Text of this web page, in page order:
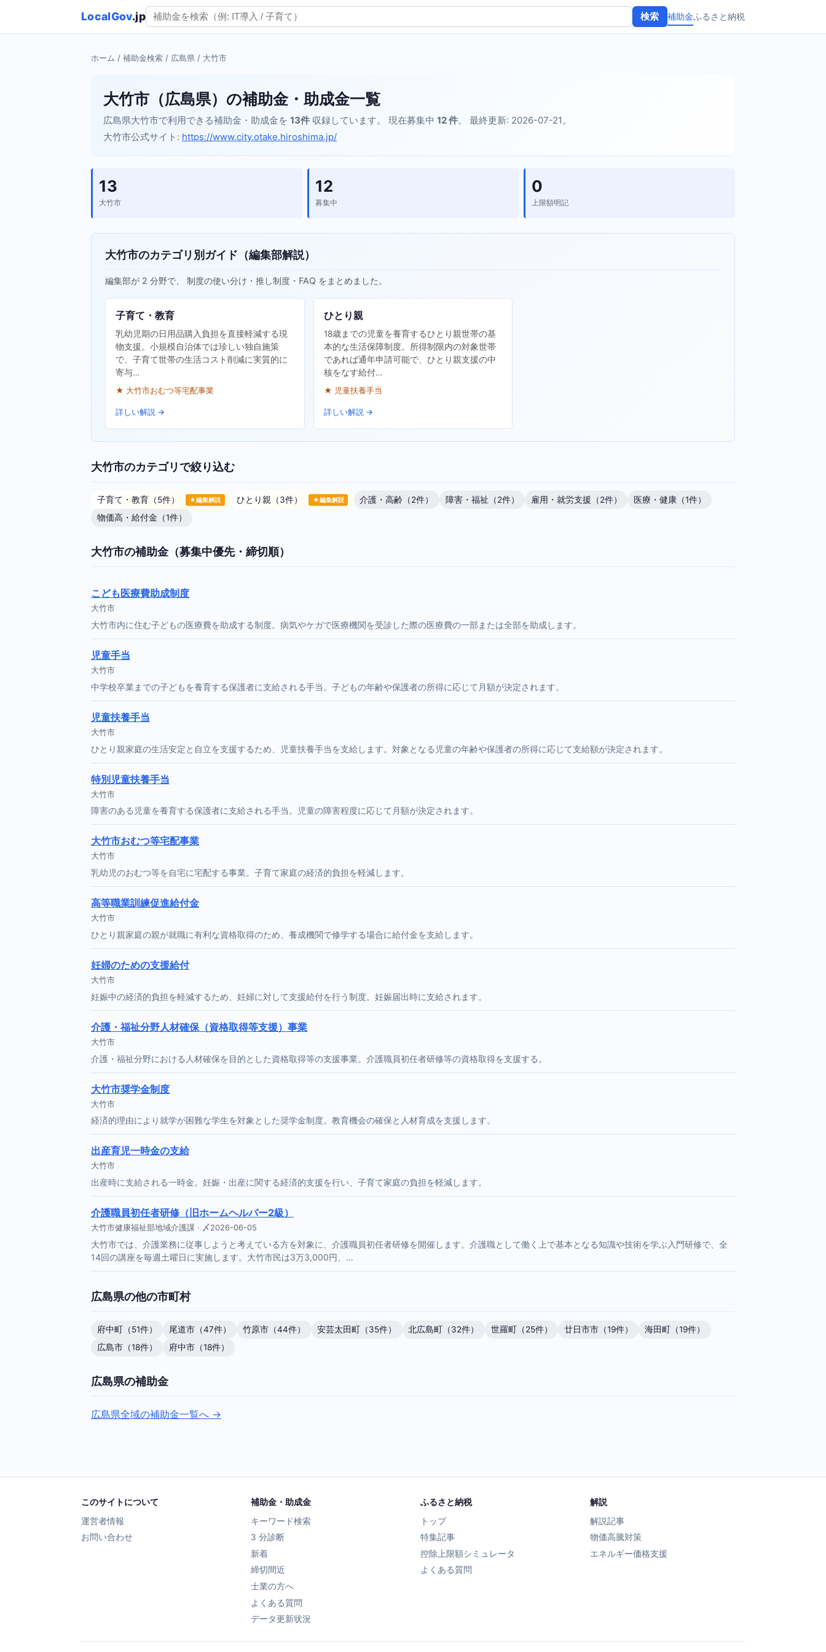
LocalGov.jp 検索 補助金ふるさと納税
ホーム / 補助金検索 / 広島県 / 大竹市
大竹市（広島県）の補助金・助成金一覧
広島県大竹市で利用できる補助金・助成金を 13件 収録しています。 現在募集中 12 件。 最終更新: 2026-07-21。
大竹市公式サイト: https://www.city.otake.hiroshima.jp/
13
大竹市
12
募集中
0
上限額明記
大竹市のカテゴリ別ガイド（編集部解説）
編集部が 2 分野で、 制度の使い分け・推し制度・FAQ をまとめました。
子育て・教育
乳幼児期の日用品購入負担を直接軽減する現
物支援。小規模自治体では珍しい独自施策
で、子育て世帯の生活コスト削減に実質的に
寄与…
★ 大竹市おむつ等宅配事業
詳しい解説 →
ひとり親
18歳までの児童を養育するひとり親世帯の基
本的な生活保障制度。所得制限内の対象世帯
であれば通年申請可能で、ひとり親支援の中
核をなす給付…
★ 児童扶養手当
詳しい解説 →
大竹市のカテゴリで絞り込む
子育て・教育（5件） ★編集解説 ひとり親（3件） ★編集解説 介護・高齢（2件） 障害・福祉（2件） 雇用・就労支援（2件）
医療・健康（1件）
物価高・給付金（1件）
大竹市の補助金（募集中優先・締切順）
こども医療費助成制度
大竹市
大竹市内に住む子どもの医療費を助成する制度。病気やケガで医療機関を受診した際の医療費の一部または全部を助成します。
児童手当
大竹市
中学校卒業までの子どもを養育する保護者に支給される手当。子どもの年齢や保護者の所得に応じて月額が決定されます。
児童扶養手当
大竹市
ひとり親家庭の生活安定と自立を支援するため、児童扶養手当を支給します。対象となる児童の年齢や保護者の所得に応じて支給額が決定されます。
特別児童扶養手当
大竹市
障害のある児童を養育する保護者に支給される手当。児童の障害程度に応じて月額が決定されます。
大竹市おむつ等宅配事業
大竹市
乳幼児のおむつ等を自宅に宅配する事業。子育て家庭の経済的負担を軽減します。
高等職業訓練促進給付金
大竹市
ひとり親家庭の親が就職に有利な資格取得のため、養成機関で修学する場合に給付金を支給します。
妊婦のための支援給付
大竹市
妊娠中の経済的負担を軽減するため、妊婦に対して支援給付を行う制度。妊娠届出時に支給されます。
介護・福祉分野人材確保（資格取得等支援）事業
大竹市
介護・福祉分野における人材確保を目的とした資格取得等の支援事業。介護職員初任者研修等の資格取得を支援する。
大竹市奨学金制度
大竹市
経済的理由により就学が困難な学生を対象とした奨学金制度。教育機会の確保と人材育成を支援します。
出産育児一時金の支給
大竹市
出産時に支給される一時金。妊娠・出産に関する経済的支援を行い、子育て家庭の負担を軽減します。
介護職員初任者研修（旧ホームヘルパー2級）
大竹市健康福祉部地域介護課 · 〆2026-06-05
大竹市では、介護業務に従事しようと考えている方を対象に、介護職員初任者研修を開催します。介護職として働く上で基本となる知識や技術を学ぶ入門研修で、全
14回の講座を毎週土曜日に実施します。大竹市民は3万3,000円、…
広島県の他の市町村
府中町（51件） 尾道市（47件） 竹原市（44件） 安芸太田町（35件） 北広島町（32件） 世羅町（25件） 廿日市市（19件）
海田町（19件）
広島市（18件）
府中市（18件）
広島県の補助金
広島県全域の補助金一覧へ →
このサイトについて
運営者情報
お問い合わせ
補助金・助成金
キーワード検索
3 分診断
新着
締切間近
士業の方へ
よくある質問
データ更新状況
ふるさと納税
トップ
特集記事
控除上限額シミュレータ
よくある質問
解説
解説記事
物価高騰対策
エネルギー価格支援